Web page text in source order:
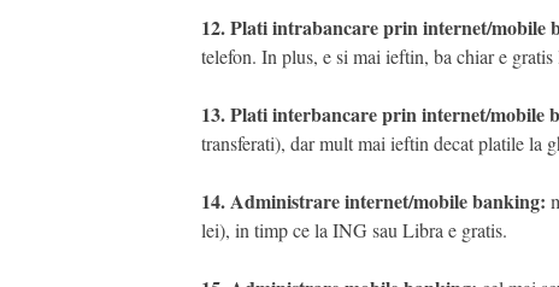
12. Plati intrabancare prin internet/mobile
telefon. In plus, e si mai ieftin, ba chiar e
13. Plati interbancare prin internet/mobile
transferati), dar mult mai ieftin decat platile la
14. Administrare internet/mobile banking:
lei), in timp ce la ING sau Libra e gratis.